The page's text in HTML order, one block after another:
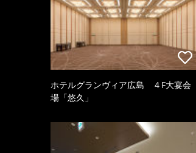
ホテルグランヴィア広島 ４F大宴会
場「悠久」